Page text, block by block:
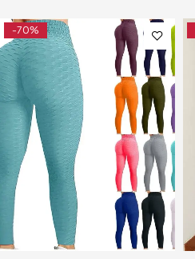
-70%